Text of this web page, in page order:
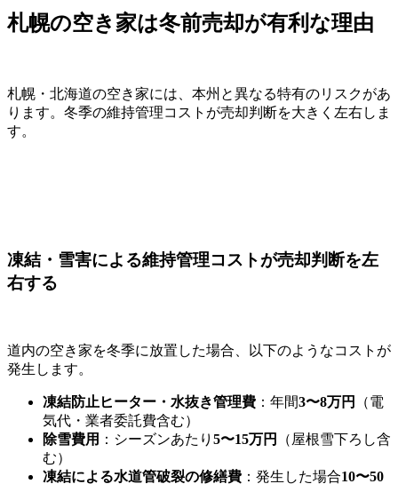
札幌の空き家は冬前売却が有利な理由
札幌・北海道の空き家には、本州と異なる特有のリスクがあ
ります。冬季の維持管理コストが売却判断を大きく左右しま
す。
凍結・雪害による維持管理コストが売却判断を左
右する
道内の空き家を冬季に放置した場合、以下のようなコストが
発生します。
凍結防止ヒーター・水抜き管理費 ：年間3〜8万円
（電
気代・業者委託費含む）
除雪費用 ：シーズンあたり 5〜15万円
（屋根雪下ろし含
む）
凍結による水道管破裂の修繕費 ：発生した場合10〜50